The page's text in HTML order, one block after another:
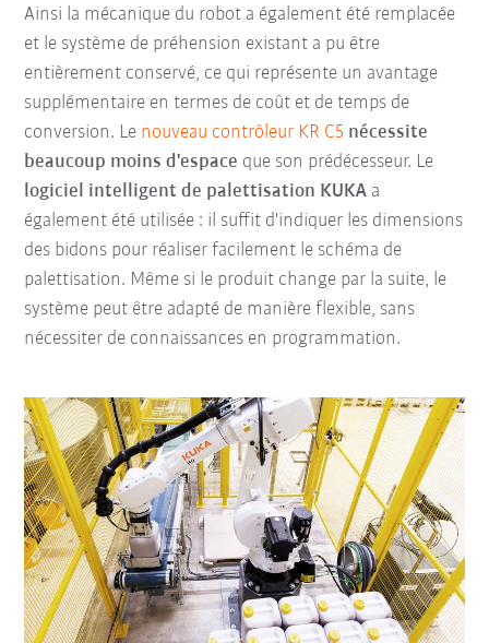
Ainsi la mécanique du robot a également été remplacée
et le système de préhension existant a pu être
entièrement conservé, ce qui représente un avantage
supplémentaire en termes de coût et de temps de
conversion. Le nouveau contrôleur KR C5 nécessite
beaucoup moins d'espace que son prédécesseur. Le
logiciel intelligent de palettisation KUKA a
également été utilisée : il suffit d'indiquer les dimensions
des bidons pour réaliser facilement le schéma de
palettisation. Même si le produit change par la suite, le
système peut être adapté de manière flexible, sans
nécessiter de connaissances en programmation.